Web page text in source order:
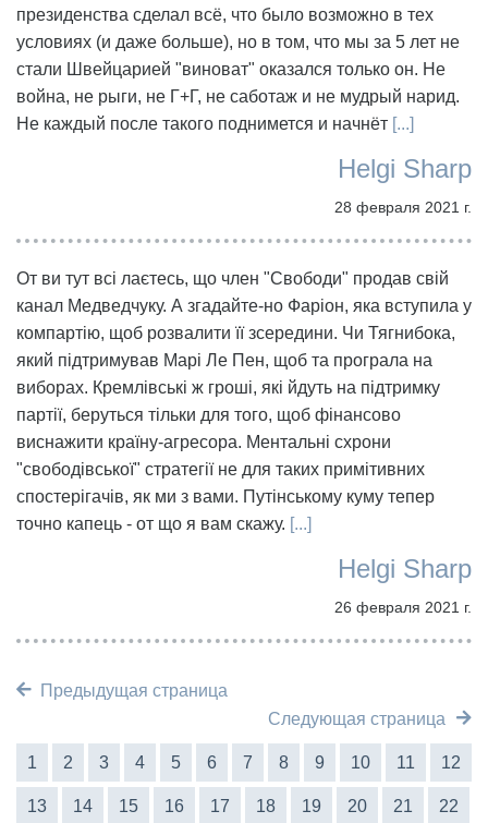
президенства сделал всё, что было возможно в тех
условиях (и даже больше), но в том, что мы за 5 лет не
стали Швейцарией "виноват" оказался только он. Не
война, не рыги, не Г+Г, не саботаж и не мудрый нарид.
Не каждый после такого поднимется и начнёт [...]
Helgi Sharp
28 февраля 2021 г.
От ви тут всі лаєтесь, що член "Свободи" продав свій
канал Медведчуку. А згадайте-но Фаріон, яка вступила у
компартію, щоб розвалити її зсередини. Чи Тягнибока,
який підтримував Марі Ле Пен, щоб та програла на
виборах. Кремлівські ж гроші, які йдуть на підтримку
партії, беруться тільки для того, щоб фінансово
виснажити країну-агресора. Ментальні схрони
"свободівської" стратегії не для таких примітивних
спостерігачів, як ми з вами. Путінському куму тепер
точно капець - от що я вам скажу. [...]
Helgi Sharp
26 февраля 2021 г.
Предыдущая страница
Следующая страница
1 2 3 4 5 6 7 8 9 10 11 12
13 14 15 16 17 18 19 20 21 22